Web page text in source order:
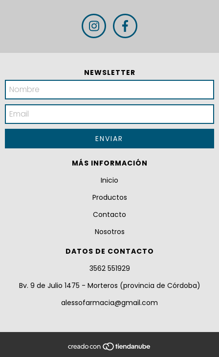
NEWSLETTER
MÁS INFORMACIÓN
Inicio
Productos
Contacto
Nosotros
DATOS DE CONTACTO
3562 551929
Bv. 9 de Julio 1475 - Morteros (provincia de Córdoba)
alessofarmacia@gmail.com